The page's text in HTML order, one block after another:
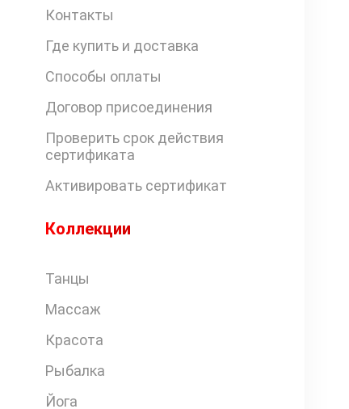
Контакты
Где купить и доставка
Способы оплаты
Договор присоединения
Проверить срок действия
сертификата
Активировать сертификат
Коллекции
Танцы
Массаж
Красота
Рыбалка
Йога